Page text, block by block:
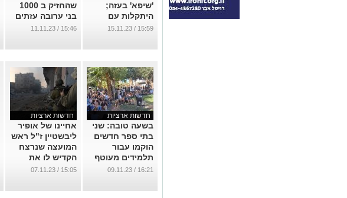
'שיפא' בעזה;
היתקלות עם
מטענים ומחבלים
15:59 / 15.11.23
שהחזיק ב 1000
בני ערובה עזתים
...
15:46 / 11.11.23
חדשות ארציות
בשעה טובה: שני
בתי ספר חדשים
הוקמו עבור
תלמידים מעוטף
עזה
16:21 / 09.11.23
חדשות ארציות
אחיינו של אופיר
ליבשטיין ז"ל ראש
המועצה שנרצח
הקדיש לו את
פיצוץ מנהרת
...
15:05 / 07.11.23